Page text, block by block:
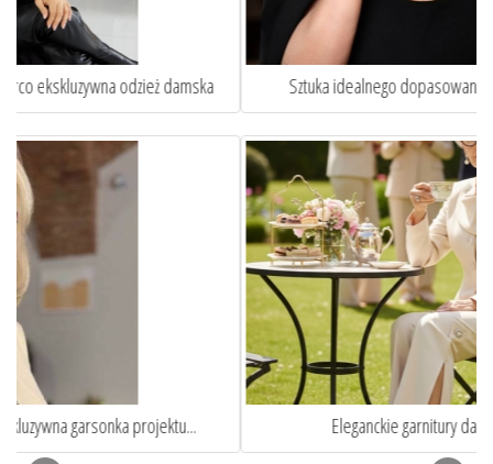
Sztuka idealnego dopasowania. Oto jak szycie na miarę ...
Eleganckie garnitury damskie szyte na miarę